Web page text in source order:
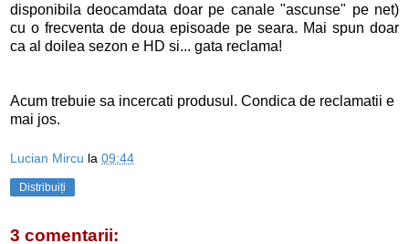
disponibila deocamdata doar pe canale "ascunse" pe net)
cu o frecventa de doua episoade pe seara. Mai spun doar
ca al doilea sezon e HD si... gata reclama!
Acum trebuie sa incercati produsul. Condica de reclamatii e
mai jos.
Lucian Mircu la 09:44
Distribuiți
3 comentarii: